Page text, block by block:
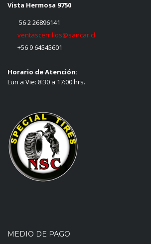
Vista Hermosa 9750
56 2 26896141
ventascerrillos@sancar.cl
+56 9 64545601
Horario de Atención:
Lun a Vie: 8:30 a 17:00 hrs.
MEDIO DE PAGO